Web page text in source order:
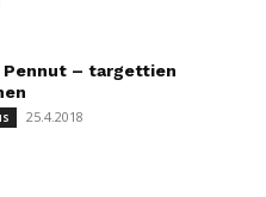
Pennut – targettien
25.4.2018